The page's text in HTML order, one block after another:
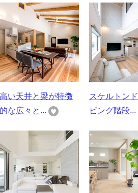
高い天井と梁が特徴
的な広々と...
スケルトン
ビング階段...